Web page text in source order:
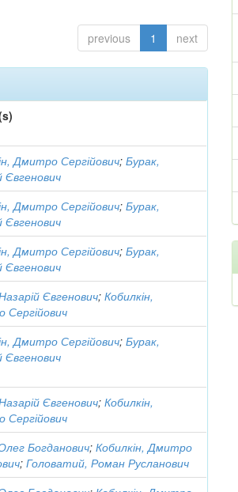
previous 1 next
Дмитро Сергійович;Бурак,
Євгенович
Дмитро Сергійович;Бурак,
Євгенович
Дмитро Сергійович;Бурак,
Євгенович
Євгенович;Кобилкін,
Дмитро Сергійович;Бурак,
Євгенович
Євгенович;Кобилкін,
Богданович;Кобилкін, Дмитро
;Головатий, Роман Русланович